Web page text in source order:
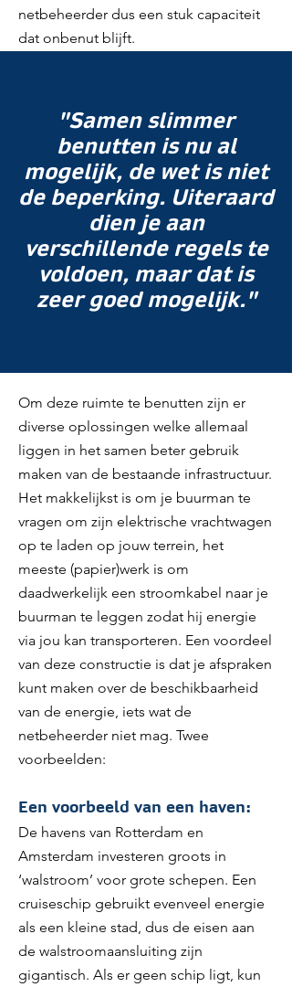
netbeheerder dus een stuk capaciteit
dat onbenut blijft.
"Samen slimmer
benutten is nu al
mogelijk, de wet is niet
de beperking. Uiteraard
dien je aan
verschillende regels te
voldoen, maar dat is
zeer goed mogelijk."
Om deze ruimte te benutten zijn er
diverse oplossingen welke allemaal
liggen in het samen beter gebruik
maken van de bestaande infrastructuur.
Het makkelijkst is om je buurman te
vragen om zijn elektrische vrachtwagen
op te laden op jouw terrein, het
meeste (papier)werk is om
daadwerkelijk een stroomkabel naar je
buurman te leggen zodat hij energie
via jou kan transporteren. Een voordeel
van deze constructie is dat je afspraken
kunt maken over de beschikbaarheid
van de energie, iets wat de
netbeheerder niet mag. Twee
voorbeelden:
Een voorbeeld van een haven:
De havens van Rotterdam en
Amsterdam investeren groots in
‘walstroom’ voor grote schepen. Een
cruiseschip gebruikt evenveel energie
als een kleine stad, dus de eisen aan
de walstroomaansluiting zijn
gigantisch. Als er geen schip ligt, kun